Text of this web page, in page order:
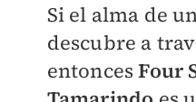
Si el alma de
descubre a
entoncesFour